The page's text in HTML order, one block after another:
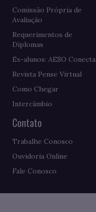
Comissão Própria de
Avaliação
Requerimentos de
Diplomas
Ex-alunos: AESO Conecta
Revista Pense Virtual
Como Chegar
Intercâmbio
Contato
Trabalhe Conosco
Ouvidoria Online
Fale Conosco